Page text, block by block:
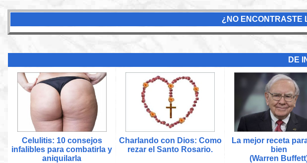
¿NO
DE
Celulitis: 10 consejos
infalibles para combatirla y
aniquilarla
Charlando con Dios: Como
rezar el Santo Rosario.
La mejor receta
bien
(Warren